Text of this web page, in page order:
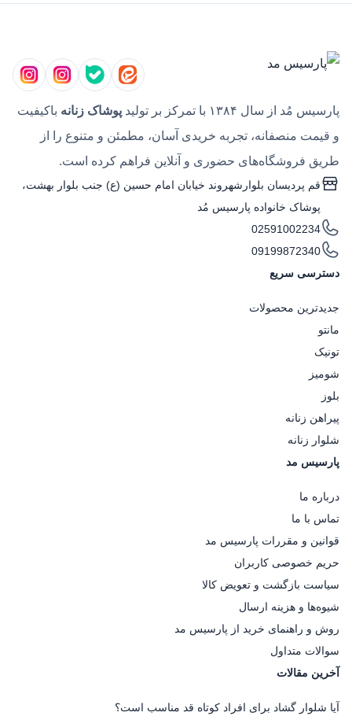
پارسیس مُد از سال ۱۳۸۴ با تمرکز بر تولید پوشاک زنانه باکیفیت
و قیمت منصفانه، تجربه خریدی آسان، مطمئن و متنوع را از
طریق فروشگاه‌های حضوری و آنلاین فراهم کرده است.
قم پردیسان بلوارشهروند خیابان امام حسین (ع) جنب بلوار بهشت،
پوشاک خانواده پارسیس مُد
02591002234
09199872340
دسترسی سریع
جدیدترین محصولات
مانتو
تونیک
شومیز
بلوز
پیراهن زنانه
شلوار زنانه
پارسیس مد
درباره ما
تماس با ما
قوانین و مقررات پارسیس مد
حریم خصوصی کاربران
سیاست بازگشت و تعویض کالا
شیوه‌ها و هزینه ارسال
روش و راهنمای خرید از پارسیس مد
سوالات متداول
آخرین مقالات
آیا شلوار گشاد برای افراد کوتاه قد مناسب است؟